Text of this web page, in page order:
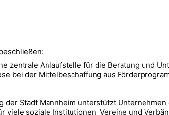
zentrale Anlaufstelle für die Beratung und
bei der Mittelbeschaffung aus
der Stadt Mannheim unterstützt
viele soziale Institutionen, Vereine und